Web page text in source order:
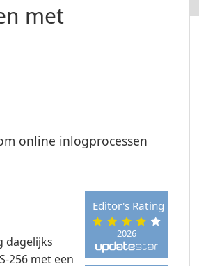
met
online inlogprocessen
2026
Editor's Rating
dagelijks
256 met een